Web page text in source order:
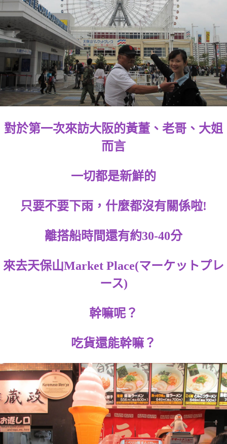
對於第一次來訪大阪的黃董、老哥、大姐
而言
一切都是新鮮的
只要不要下雨，什麼都沒有關係啦!
離搭船時間還有約30-40分
來去天保山Market Place(マーケットプレ
ース)
幹嘛呢？
吃貨還能幹嘛？